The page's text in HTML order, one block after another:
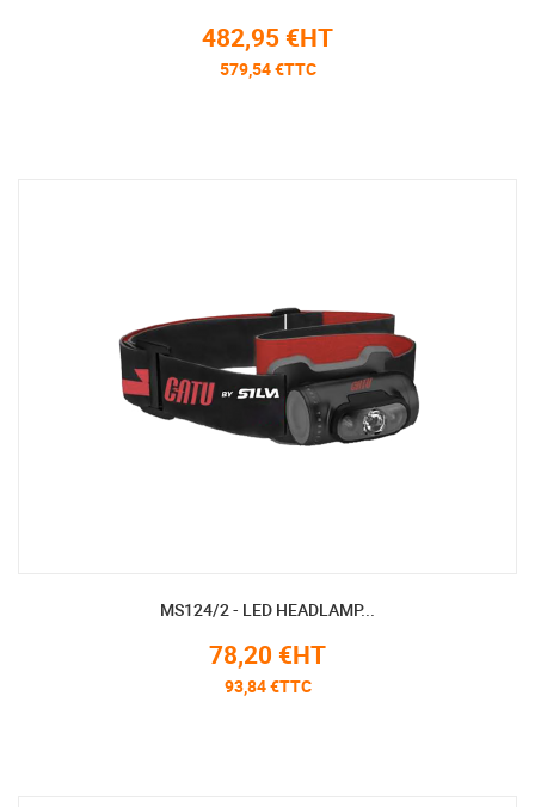
482,95 €HT
579,54 €TTC
MS124/2 - LED HEADLAMP...
78,20 €HT
93,84 €TTC